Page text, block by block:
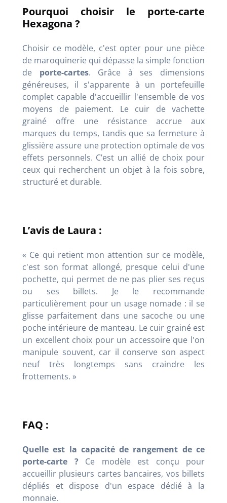
Pourquoi choisir le porte-carte
Hexagona ?
Choisir ce modèle, c'est opter pour une pièce
de maroquinerie qui dépasse la simple fonction
de porte-cartes. Grâce à ses dimensions
généreuses, il s'apparente à un portefeuille
complet capable d'accueillir l'ensemble de vos
moyens de paiement. Le cuir de vachette
grainé offre une résistance accrue aux
marques du temps, tandis que sa fermeture à
glissière assure une protection optimale de vos
effets personnels. C’est un allié de choix pour
ceux qui recherchent un objet à la fois sobre,
structuré et durable.
L’avis de Laura :
« Ce qui retient mon attention sur ce modèle,
c'est son format allongé, presque celui d'une
pochette, qui permet de ne pas plier ses reçus
ou ses billets. Je le recommande
particulièrement pour un usage nomade : il se
glisse parfaitement dans une sacoche ou une
poche intérieure de manteau. Le cuir grainé est
un excellent choix pour un accessoire que l'on
manipule souvent, car il conserve son aspect
neuf très longtemps sans craindre les
frottements. »
FAQ :
Quelle est la capacité de rangement de ce
porte-carte ?Ce modèle est conçu pour
accueillir plusieurs cartes bancaires, vos billets
dépliés et dispose d'un espace dédié à la
monnaie.